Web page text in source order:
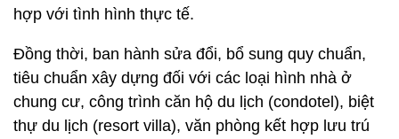
hợp với tình hình thực tế.
Đồng thời, ban hành sửa đổi, bổ sung quy chuẩn,
tiêu chuẩn xây dựng đối với các loại hình nhà ở
chung cư, công trình căn hộ du lịch (condotel), biệt
thự du lịch (resort villa), văn phòng kết hợp lưu trú